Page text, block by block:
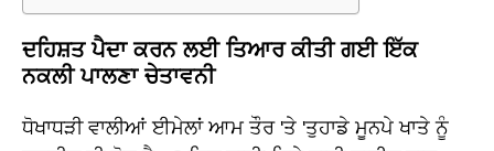
ਦਹਿਸ਼ਤ ਪੈਦਾ ਕਰਨ ਲਈ ਤਿਆਰ ਕੀਤੀ ਗਈ ਇੱਕ
ਨਕਲੀ ਪਾਲਣਾ ਚੇਤਾਵਨੀ
ਧੋਖਾਧੜੀ ਵਾਲੀਆਂ ਈਮੇਲਾਂ ਆਮ ਤੌਰ 'ਤੇ 'ਤੁਹਾਡੇ ਮੂਨਪੇ ਖਾਤੇ ਨੂੰ